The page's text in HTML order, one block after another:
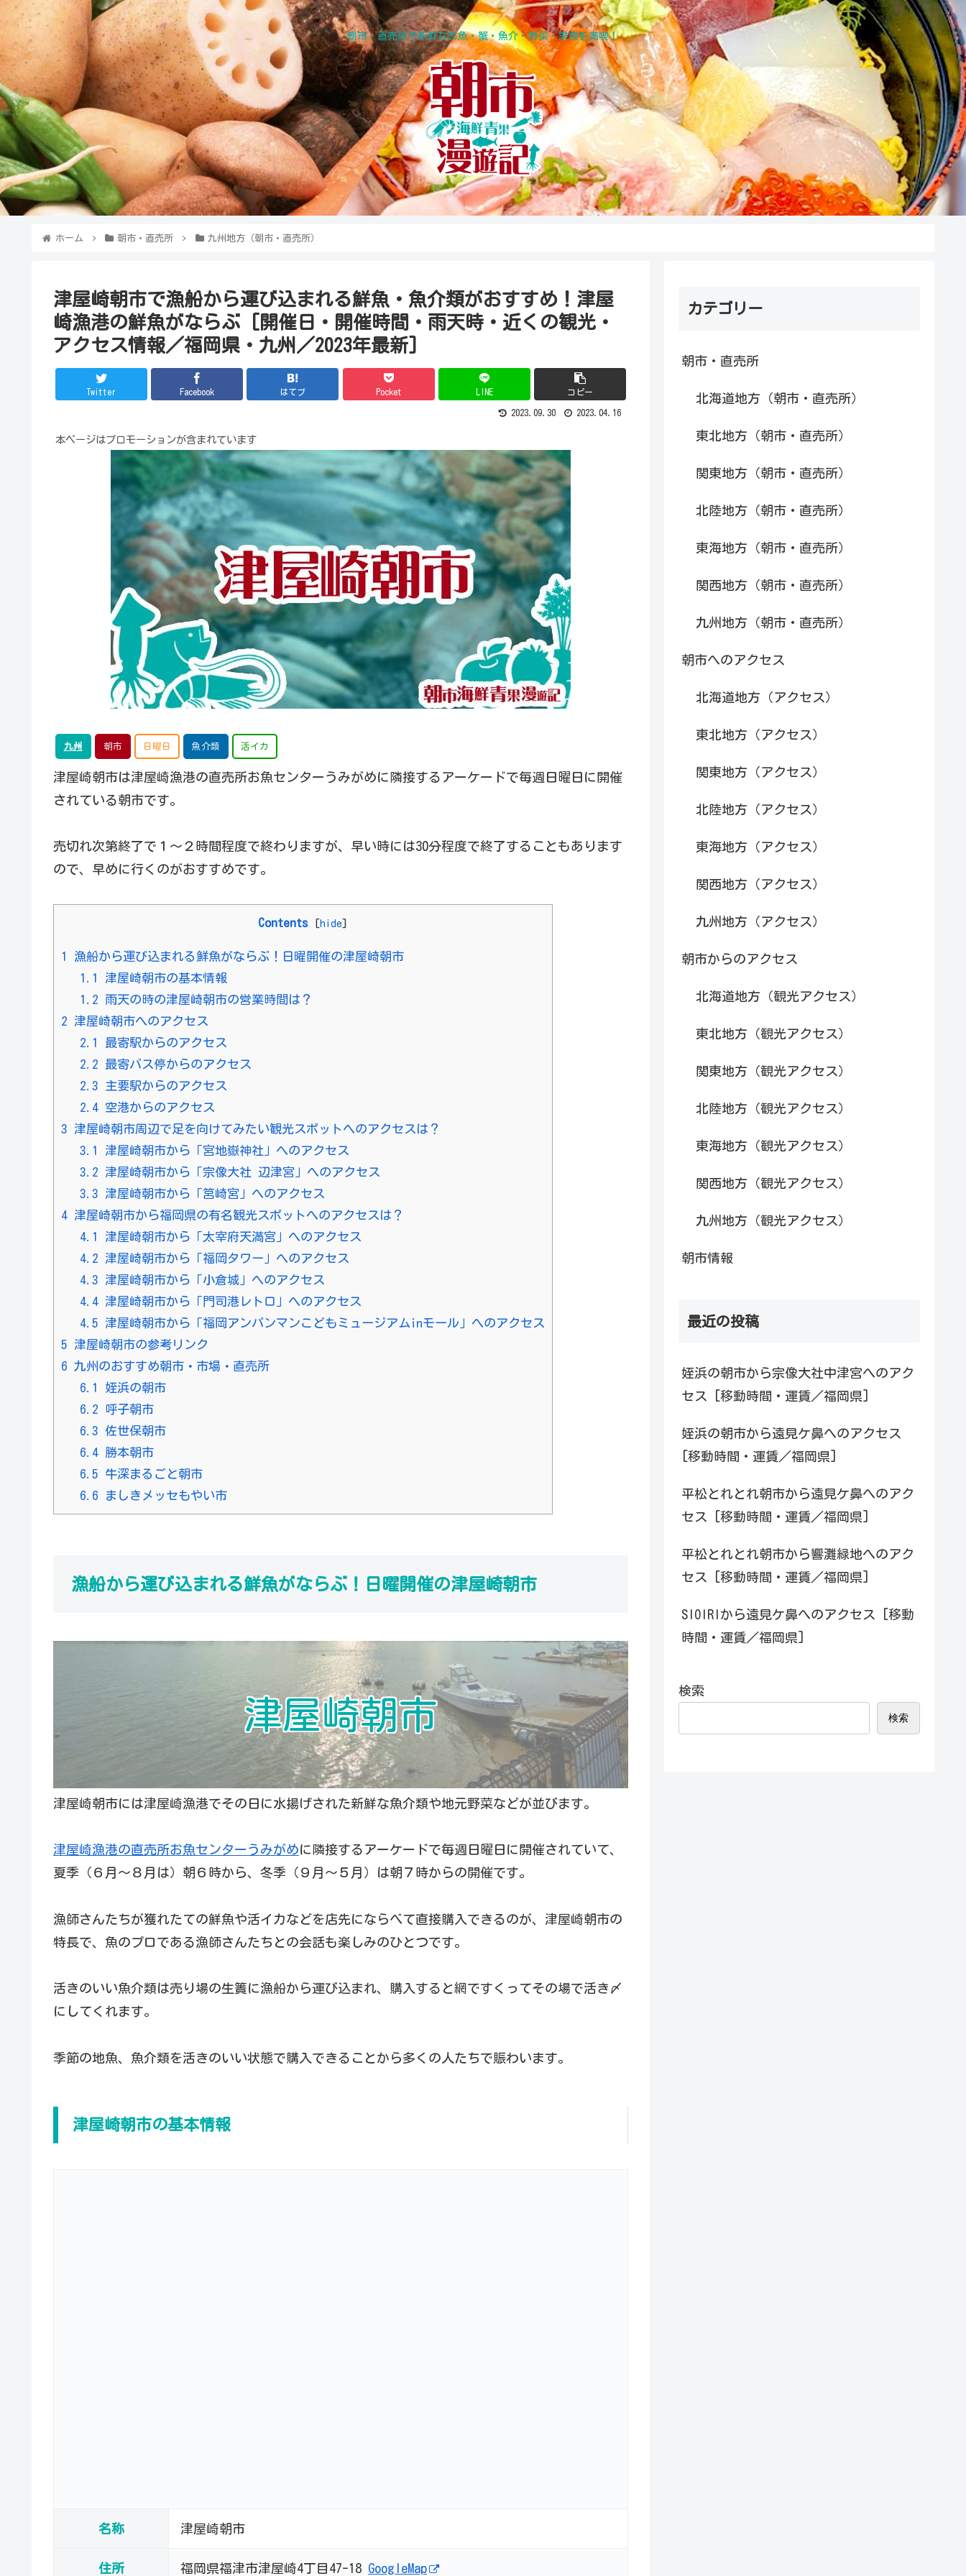
朝市・直売所で新鮮なお魚・蟹・魚介・野菜・果物を満喫！
ホーム 朝市・直売所 九州地方（朝市・直売所）
津屋崎朝市で漁船から運び込まれる鮮魚・魚介類がおすすめ！津屋
崎漁港の鮮魚がならぶ [開催日・開催時間・雨天時・近くの観光・
アクセス情報／福岡県・九州／2023年最新]
Twitter Facebook はてブ Pocket LINE コピー
2023.09.30 2023.04.16
本ページはプロモーションが含まれています
九州 朝市 日曜日 魚介類 活イカ
津屋崎朝市は津屋崎漁港の直売所お魚センターうみがめに隣接するアーケードで毎週日曜日に開催
されている朝市です。
売切れ次第終了で１～２時間程度で終わりますが、早い時には30分程度で終了することもあります
ので、早めに行くのがおすすめです。
Contents [hide]
1
漁船から運び込まれる鮮魚がならぶ！日曜開催の津屋崎朝市
1.1
津屋崎朝市の基本情報
1.2 雨天の時の津屋崎朝市の営業時間は？
2 津屋崎朝市へのアクセス
2.1
最寄駅からのアクセス
2.2 最寄バス停からのアクセス
2.3 主要駅からのアクセス
2.4空港からのアクセス
3 津屋崎朝市周辺で足を向けてみたい観光スポットへのアクセスは？
3.1
津屋崎朝市から「宮地嶽神社」へのアクセス
3.2 津屋崎朝市から「宗像大社 辺津宮」へのアクセス
3.3 津屋崎朝市から「筥崎宮」へのアクセス
4 津屋崎朝市から福岡県の有名観光スポットへのアクセスは？
4.1
津屋崎朝市から「太宰府天満宮」へのアクセス
4.2 津屋崎朝市から「福岡タワー」へのアクセス
4.3 津屋崎朝市から「小倉城」へのアクセス
4.4津屋崎朝市から「門司港レトロ」へのアクセス
4.5 津屋崎朝市から「福岡アンパンマンこどもミュージアムinモール」へのアクセス
5 津屋崎朝市の参考リンク
6 九州のおすすめ朝市・市場・直売所
6.1
姪浜の朝市
6.2 呼子朝市
6.3 佐世保朝市
6.4勝本朝市
6.5 牛深まるごと朝市
6.6 ましきメッセもやい市
漁船から運び込まれる鮮魚がならぶ！日曜開催の津屋崎朝市
津屋崎朝市
津屋崎朝市には津屋崎漁港でその日に水揚げされた新鮮な魚介類や地元野菜などが並びます。
津屋崎漁港の直売所お魚センターうみがめに隣接するアーケードで毎週日曜日に開催されていて、
夏季（６月～８月は）朝６時から、冬季（９月～５月）は朝７時からの開催です。
漁師さんたちが獲れたての鮮魚や活イカなどを店先にならべて直接購入できるのが、津屋崎朝市の
特長で、魚のプロである漁師さんたちとの会話も楽しみのひとつです。
活きのいい魚介類は売り場の生簀に漁船から運び込まれ、購入すると網ですくってその場で活き〆
にしてくれます。
季節の地魚、魚介類を活きのいい状態で購入できることから多くの人たちで賑わいます。
津屋崎朝市の基本情報
名称 津屋崎朝市
住所 福岡県福津市津屋崎4丁目47-18 GoogleMap
カテゴリー
朝市・直売所
北海道地方（朝市・直売所）
東北地方（朝市・直売所）
関東地方（朝市・直売所）
北陸地方（朝市・直売所）
東海地方（朝市・直売所）
関西地方（朝市・直売所）
九州地方（朝市・直売所）
朝市へのアクセス
北海道地方（アクセス）
東北地方（アクセス）
関東地方（アクセス）
北陸地方（アクセス）
東海地方（アクセス）
関西地方（アクセス）
九州地方（アクセス）
朝市からのアクセス
北海道地方（観光アクセス）
東北地方（観光アクセス）
関東地方（観光アクセス）
北陸地方（観光アクセス）
東海地方（観光アクセス）
関西地方（観光アクセス）
九州地方（観光アクセス）
朝市情報
最近の投稿
姪浜の朝市から宗像大社中津宮へのアク
セス [移動時間・運賃／福岡県]
姪浜の朝市から遠見ケ鼻へのアクセス
[移動時間・運賃／福岡県]
平松とれとれ朝市から遠見ケ鼻へのアク
セス [移動時間・運賃／福岡県]
平松とれとれ朝市から響灘緑地へのアク
セス [移動時間・運賃／福岡県]
SIOIRIから遠見ケ鼻へのアクセス [移動
時間・運賃／福岡県]
検索
検索